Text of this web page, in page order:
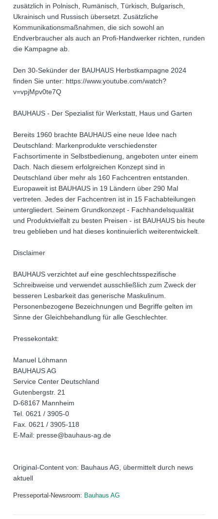
zusätzlich in Polnisch, Rumänisch, Türkisch, Bulgarisch,
Ukrainisch und Russisch übersetzt. Zusätzliche
Kommunikationsmaßnahmen, die sich sowohl an
Endverbraucher als auch an Profi-Handwerker richten, runden
die Kampagne ab.
Den 30-Sekünder der BAUHAUS Herbstkampagne 2024
finden Sie unter: https://www.youtube.com/watch?
v=vpjMpv0te7Q
BAUHAUS - Der Spezialist für Werkstatt, Haus und Garten
Bereits 1960 brachte BAUHAUS eine neue Idee nach
Deutschland: Markenprodukte verschiedenster
Fachsortimente in Selbstbedienung, angeboten unter einem
Dach. Nach diesem erfolgreichen Konzept sind in
Deutschland über mehr als 160 Fachcentren entstanden.
Europaweit ist BAUHAUS in 19 Ländern über 290 Mal
vertreten. Jedes der Fachcentren ist in 15 Fachabteilungen
untergliedert. Seinem Grundkonzept - Fachhandelsqualität
und Produktvielfalt zu besten Preisen - ist BAUHAUS bis heute
treu geblieben und hat dieses kontinuierlich weiterentwickelt.
Disclaimer
BAUHAUS verzichtet auf eine geschlechtsspezifische
Schreibweise und verwendet ausschließlich zum Zweck der
besseren Lesbarkeit das generische Maskulinum.
Personenbezogene Bezeichnungen und Begriffe gelten im
Sinne der Gleichbehandlung für alle Geschlechter.
Pressekontakt:
Manuel Löhmann
BAUHAUS AG
Service Center Deutschland
Gutenbergstr. 21
D-68167 Mannheim
Tel. 0621 / 3905-0
Fax. 0621 / 3905-118
E-Mail: presse@bauhaus-ag.de
Original-Content von: Bauhaus AG, übermittelt durch news
aktuell
Presseportal-Newsroom: Bauhaus AG